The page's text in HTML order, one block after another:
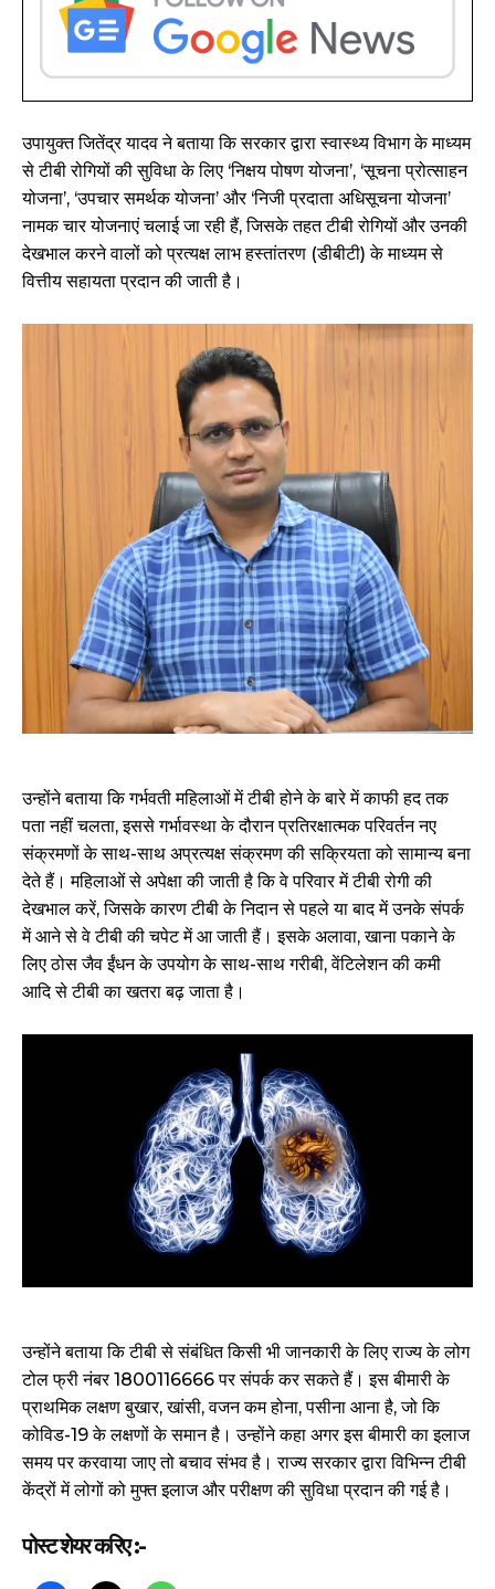
उपायुक्त जितेंद्र यादव ने बताया कि सरकार द्वारा स्वास्थ्य विभाग के माध्यम
से टीबी रोगियों की सुविधा के लिए ‘निक्षय पोषण योजना’, ‘सूचना प्रोत्साहन
योजना’, ‘उपचार समर्थक योजना’ और ‘निजी प्रदाता अधिसूचना योजना’
नामक चार योजनाएं चलाई जा रही हैं, जिसके तहत टीबी रोगियों और उनकी
देखभाल करने वालों को प्रत्यक्ष लाभ हस्तांतरण (डीबीटी) के माध्यम से
वित्तीय सहायता प्रदान की जाती है।
उन्होंने बताया कि गर्भवती महिलाओं में टीबी होने के बारे में काफी हद तक
पता नहीं चलता, इससे गर्भावस्था के दौरान प्रतिरक्षात्मक परिवर्तन नए
संक्रमणों के साथ-साथ अप्रत्यक्ष संक्रमण की सक्रियता को सामान्य बना
देते हैं। महिलाओं से अपेक्षा की जाती है कि वे परिवार में टीबी रोगी की
देखभाल करें, जिसके कारण टीबी के निदान से पहले या बाद में उनके संपर्क
में आने से वे टीबी की चपेट में आ जाती हैं। इसके अलावा, खाना पकाने के
लिए ठोस जैव ईंधन के उपयोग के साथ-साथ गरीबी, वेंटिलेशन की कमी
आदि से टीबी का खतरा बढ़ जाता है।
उन्होंने बताया कि टीबी से संबंधित किसी भी जानकारी के लिए राज्य के लोग
टोल फ्री नंबर 1800116666 पर संपर्क कर सकते हैं। इस बीमारी के
प्राथमिक लक्षण बुखार, खांसी, वजन कम होना, पसीना आना है, जो कि
कोविड-19 के लक्षणों के समान है। उन्होंने कहा अगर इस बीमारी का इलाज
समय पर करवाया जाए तो बचाव संभव है। राज्य सरकार द्वारा विभिन्न टीबी
केंद्रों में लोगों को मुफ्त इलाज और परीक्षण की सुविधा प्रदान की गई है।
पोस्ट शेयर करिए :-